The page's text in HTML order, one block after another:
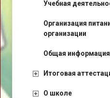
Учебная
Организация
организации
Общая информация
Итоговая
О школе